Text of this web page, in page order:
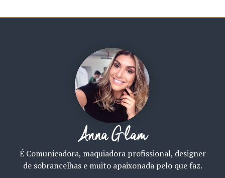
Anna Glam
É Comunicadora, maquiadora profissional, designer
de sobrancelhas e muito apaixonada pelo que faz.